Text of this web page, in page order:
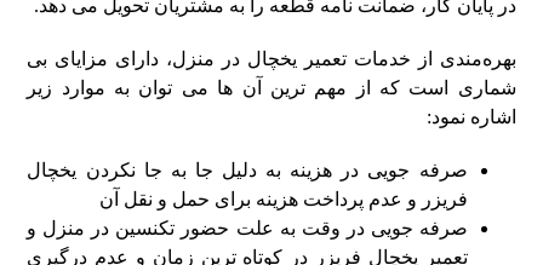
در پایان کار، ضمانت‌ نامه قطعه را به مشتریان تحویل می‌ دهد.
بهره‌مندی از خدمات تعمیر یخچال در منزل، دارای مزایای بی‌
شماری است که از مهم‌ ترین آن‌ ها می‌ توان به موارد زیر
اشاره نمود:
صرفه‌ جویی در هزینه به‌ دلیل جا به جا نکردن یخچال
فریزر و عدم پرداخت هزینه برای حمل‌ و نقل آن
صرفه‌ جویی در وقت به‌ علت حضور تکنسین در منزل و
تعمیر یخچال فریزر در کوتاه‌ ترین زمان و عدم درگیری